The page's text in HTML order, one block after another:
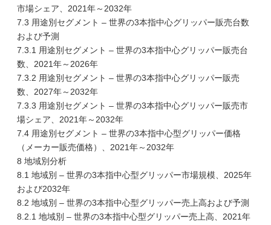
市場シェア、2021年～2032年
7.3 用途別セグメント – 世界の3本指中心グリッパー販売台数
および予測
7.3.1 用途別セグメント – 世界の3本指中心グリッパー販売台
数、2021年～2026年
7.3.2 用途別セグメント – 世界の3本指中心グリッパー販売
数、2027年～2032年
7.3.3 用途別セグメント – 世界の3本指中心グリッパー販売市
場シェア、2021年～2032年
7.4 用途別セグメント – 世界の3本指中心型グリッパー価格
（メーカー販売価格）、2021年～2032年
8 地域別分析
8.1 地域別 – 世界の3本指中心型グリッパー市場規模、2025年
および2032年
8.2 地域別 – 世界の3本指中心型グリッパー売上高および予測
8.2.1 地域別 – 世界の3本指中心型グリッパー売上高、2021年